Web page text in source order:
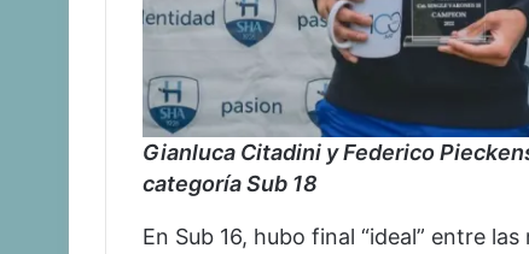
Gianluca Citadini y Federico
categoría Sub 18
En Sub 16, hubo final “ideal” entre